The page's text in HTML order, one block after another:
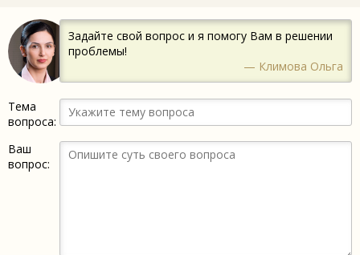
Задайте свой вопрос и я помогу Вам в решении
проблемы!
— Климова Ольга
Тема
вопроса:
Ваш
вопрос: